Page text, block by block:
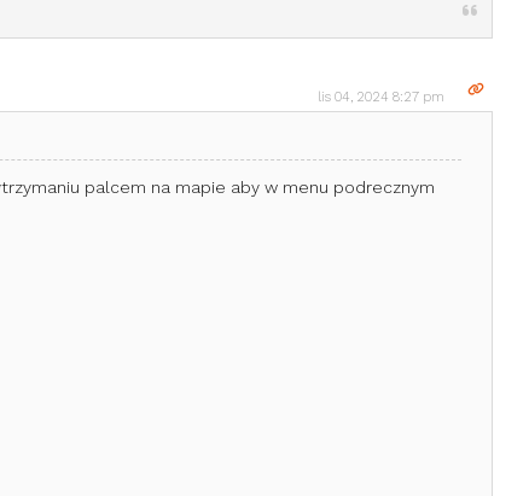
lis 04, 2024 8:27 pm
palcem na mapie aby w menu podrecznym